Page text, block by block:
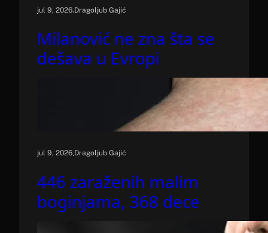
jul 9, 2026.Dragoljub Gajić
Milanović ne zna šta se
dešava u Evropi
jul 9, 2026.Dragoljub Gajić
446 zaraženih malim
boginjama, 368 dece